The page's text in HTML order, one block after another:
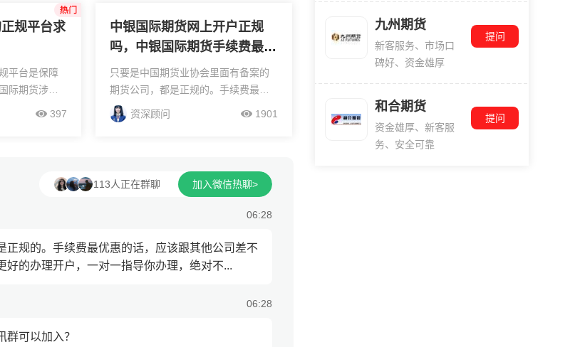
规平台求
平台是保障
际期货涉及
规性必须放
择受权威监
397
中银国际期货网上开户正规
吗，中银国际期货手续费最低
是多少？有人知道吗？
只要是中国期货业协会里面有备案的
期货公司，都是正规的。手续费最优
惠的话，应该跟其他公司差不多，您
可以多对比一下哟，选一个手续费更
资深顾问 1901
06:28
规的。手续费最优惠的话，应该跟其他公司差不
的办理开户，一对一指导你办理，绝对不...
06:28
可以加入？
113人正在群聊 加入微信热聊>
九州期货
新客服务、市场口
碑好、资金雄厚
提问
和合期货
资金雄厚、新客服
务、安全可靠
提问